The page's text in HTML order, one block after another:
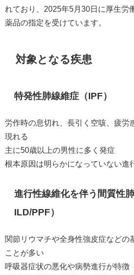
れており、2025年5月30日に厚生労
薬品の指定を受けています。
対象となる疾患
特発性肺線維症（IPF）
労作時の息切れ、長引く空咳、疲労
現れる
主に50歳以上の男性に多く発症
根本原因は明らかになっていない進
進行性線維化を伴う間質性
ILD/PPF）
関節リウマチや全身性強皮症などの
ことが多い
呼吸器症状の悪化や病勢進行が特徴